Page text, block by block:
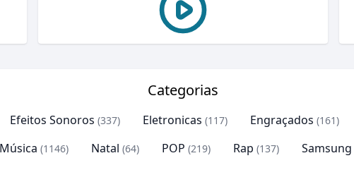
Categorias
Efeitos Sonoros (337) Eletronicas (117) Engraçados (161)
Música (1146) Natal (64) POP (219) Rap (137) Samsung